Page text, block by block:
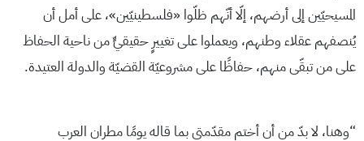
المسيحيّين إلى أرضهم، إلّا أنّهم ظلّوا «فلسطينيّين»، على أمل أن
يُنصفهم عقلاء وطنهم، ويعملوا على تغييرٍ حقيقيٍّ من ناحية الحفاظ
على من تبقّى منهم، حفاظًا على مشروعيّة القضيّة والدولة العتيدة.
“وهنا، لا بدّ من أن أختم مقدّمتي بما قاله يومًا مطران العرب